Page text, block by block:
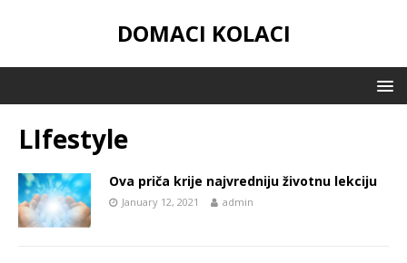
DOMACI KOLACI
LIfestyle
Ova priča krije najvredniju životnu lekciju
January 12, 2021 admin